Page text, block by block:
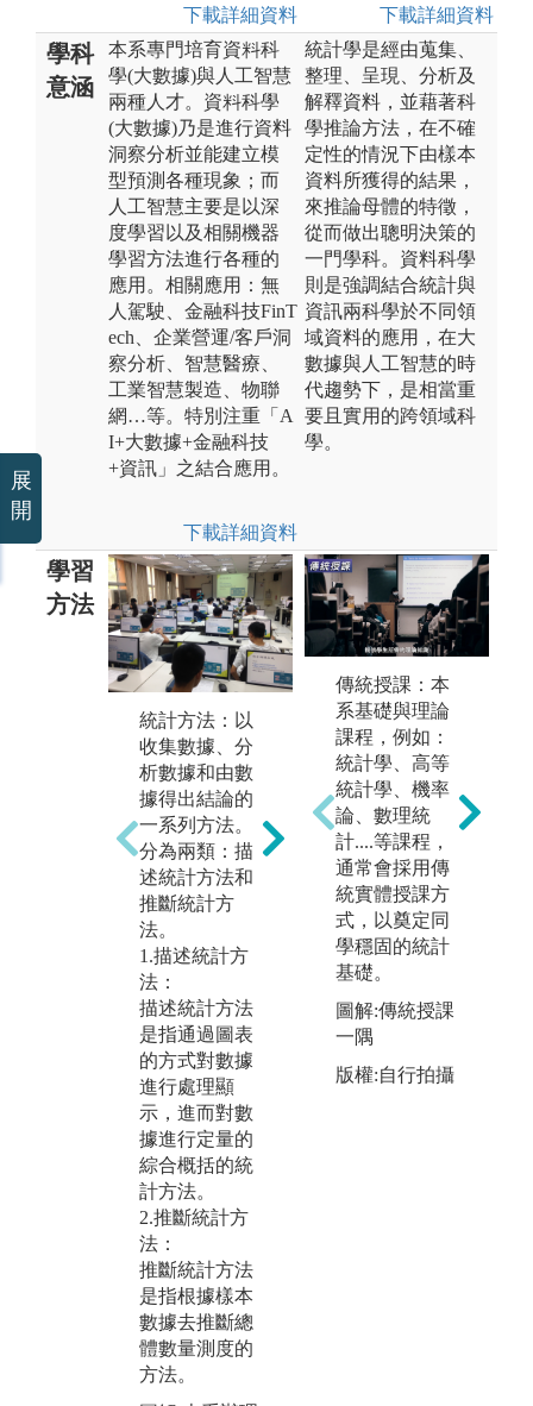
下載詳細資料
下載詳細資料
學科
意涵
本系專門培育資料科
學(大數據)與人工智慧
兩種人才。資料科學
(大數據)乃是進行資料
洞察分析並能建立模
型預測各種現象；而
人工智慧主要是以深
度學習以及相關機器
學習方法進行各種的
應用。相關應用：無
人駕駛、金融科技FinT
ech、企業營運/客戶洞
察分析、智慧醫療、
工業智慧製造、物聯
網…等。特別注重「A
I+大數據+金融科技
+資訊」之結合應用。
下載詳細資料
統計學是經由蒐集、
整理、呈現、分析及
解釋資料，並藉著科
學推論方法，在不確
定性的情況下由樣本
資料所獲得的結果，
來推論母體的特徵，
從而做出聰明決策的
一門學科。資料科學
則是強調結合統計與
資訊兩科學於不同領
域資料的應用，在大
數據與人工智慧的時
代趨勢下，是相當重
要且實用的跨領域科
學。
學習
方法
統計方法：以
收集數據、分
析數據和由數
據得出結論的
一系列方法。
分為兩類：描
述統計方法和
推斷統計方
法。
1.描述統計方
法：
描述統計方法
是指通過圖表
的方式對數據
進行處理顯
示，進而對數
據進行定量的
綜合概括的統
計方法。
2.推斷統計方
法：
推斷統計方法
是指根據樣本
數據去推斷總
體數量測度的
方法。
機器學習：
機器學習理論
主要是設計和
分析一些讓電
腦可以自動
「學習」的演
算法。機器學
習演算法是一
類從資料中自
動分析獲得規
律，並利用規
進行預測的演
算法。 因此資
料探勘與機器
傳統授課：本
系基礎與理論
課程，例如：
統計學、高等
統計學、機率
論、數理統
計....等課程，
通常會採用傳
統實體授課方
式，以奠定同
學穩固的統計
基礎。
圖解:傳統授課
一隅
版權:自行拍攝
展
開